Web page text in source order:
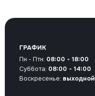
ГРАФИК
Пн - Птн: 08:00 - 18:00
Суббота: 08:00 - 14:00
Воскресенье: выходной